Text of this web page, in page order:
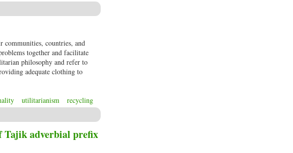
communities, countries, and
together and facilitate
philosophy and refer to
adequate clothing to
utilitarianism recycling
Tajik adverbial prefix